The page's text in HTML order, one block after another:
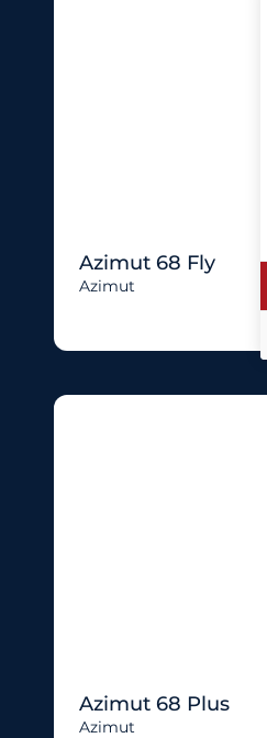
Azimut 68 Fly
Azimut
Azimut 68 Plus
Azimut